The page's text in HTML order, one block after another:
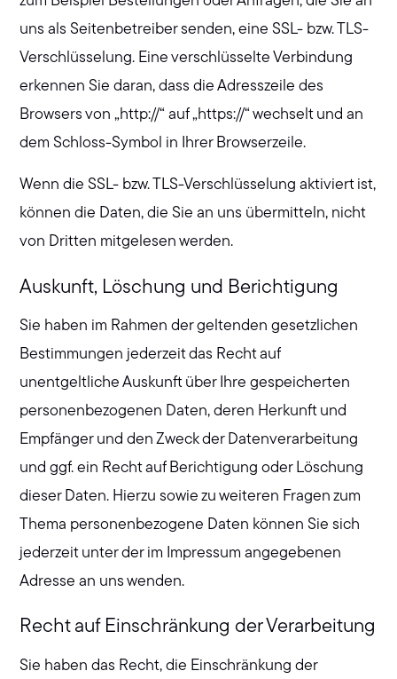
uns als Seitenbetreiber senden, eine SSL- bzw. TLS-
Verschlüsselung. Eine verschlüsselte Verbindung
erkennen Sie daran, dass die Adresszeile des
Browsers von „http://“ auf „https://“ wechselt und an
dem Schloss-Symbol in Ihrer Browserzeile.
Wenn die SSL- bzw. TLS-Verschlüsselung aktiviert ist,
können die Daten, die Sie an uns übermitteln, nicht
von Dritten mitgelesen werden.
Auskunft, Löschung und Berichtigung
Sie haben im Rahmen der geltenden gesetzlichen
Bestimmungen jederzeit das Recht auf
unentgeltliche Auskunft über Ihre gespeicherten
personenbezogenen Daten, deren Herkunft und
Empfänger und den Zweck der Datenverarbeitung
und ggf. ein Recht auf Berichtigung oder Löschung
dieser Daten. Hierzu sowie zu weiteren Fragen zum
Thema personenbezogene Daten können Sie sich
jederzeit unter der im Impressum angegebenen
Adresse an uns wenden.
Recht auf Einschränkung der Verarbeitung
Sie haben das Recht, die Einschränkung der